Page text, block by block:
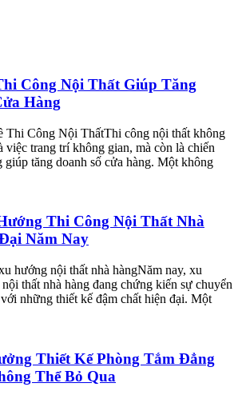
Công Nội Thất Giúp Tăng
Hàng
Thi Công Nội ThấtThi công nội thất không
việc trang trí không gian, mà còn là chiến
giúp tăng doanh số cửa hàng. Một không
Thi Công Nội Thất Nhà
Năm Nay
hướng nội thất nhà hàngNăm nay, xu
thất nhà hàng đang chứng kiến sự chuyển
những thiết kế đậm chất hiện đại. Một
Thiết Kế Phòng Tắm Đẳng
Thể Bỏ Qua